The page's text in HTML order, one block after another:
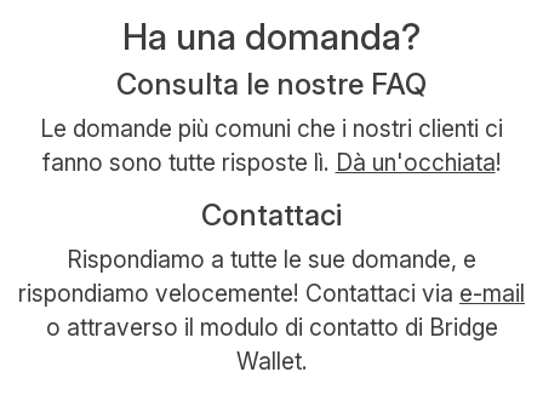
Ha una domanda?
Consulta le nostre FAQ
Le domande più comuni che i nostri clienti ci
fanno sono tutte risposte lì. Dà un'occhiata!
Contattaci
Rispondiamo a tutte le sue domande, e
rispondiamo velocemente! Contattaci via e-mail
o attraverso il modulo di contatto di Bridge
Wallet.